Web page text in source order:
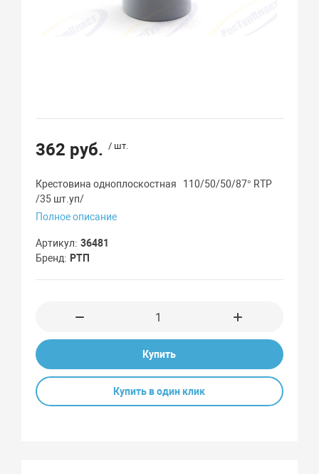
362 руб. / шт.
Крестовина одноплоскостная 110/50/50/87° RTP
/35 шт.уп/
Полное описание
Артикул 36481
Бренд
РТП
Купить
Купить в один клик